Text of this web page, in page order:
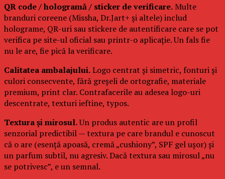
QR code / hologramă / sticker de verificare.Multe
branduri coreene (Missha, Dr.Jart+ și altele) includ
holograme, QR-uri sau stickere de autentificare care se pot
verifica pe site-ul oficial sau printr-o aplicație. Un fals fie
nu le are, fie pică la verificare.
Calitatea ambalajului.Logo centrat și simetric, fonturi și
culori consecvente, fără greșeli de ortografie, materiale
premium, print clar. Contrafacerile au adesea logo-uri
descentrate, texturi ieftine, typos.
Textura și mirosul.Un produs autentic are un profil
senzorial predictibil — textura pe care brandul e cunoscut
că o are (esență apoasă, cremă „cushiony”, SPF gel ușor) și
un parfum subtil, nu agresiv. Dacă textura sau mirosul „nu
se potrivesc”, e un semnal.